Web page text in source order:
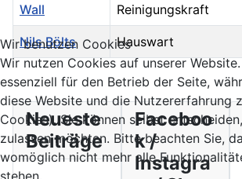
Kontakte,
Wall
Reinigungskraft
Nils Bölts Hauswart
Neueste
Beiträge
Faceboo
k /
Instagra
Wir benutzen Cookies
Wir nutzen Cookies auf unserer
essenziell für den Betrieb der Seite,
diese Website und die Nutzererfahrung
Cookies). Sie können selbst
zulassen möchten. Bitte beachten Sie,
womöglich nicht mehr alle